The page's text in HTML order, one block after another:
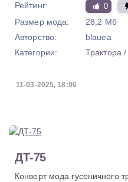
Рейтинг: 0
Размер мода:
28,2 Мб
Авторство:
blauea
Категории:
Трактора/
11-03-2025, 18:06
ДТ-75
Конверт мода гусеничного